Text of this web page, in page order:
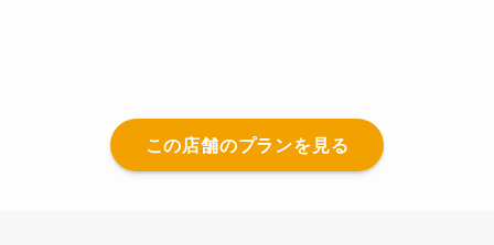
この店舗のプランを見る